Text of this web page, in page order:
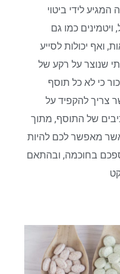
לידי ביטוי
כמו גם
ואף יכולות לסייע
שנוצר על רקע של
כי לא כל תוסף
להקפיד על
של התוסף, מתוך
מאפשר לכם להיות
בחוכמה, ובהתאם